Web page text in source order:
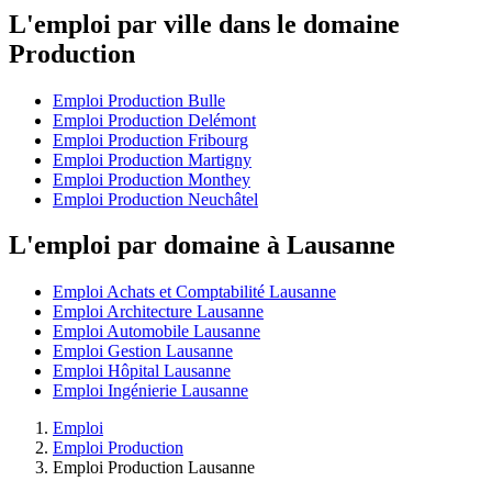
L'emploi par ville dans le domaine
Production
Emploi Production Bulle
Emploi Production Delémont
Emploi Production Fribourg
Emploi Production Martigny
Emploi Production Monthey
Emploi Production Neuchâtel
L'emploi par domaine à Lausanne
Emploi Achats et Comptabilité Lausanne
Emploi Architecture Lausanne
Emploi Automobile Lausanne
Emploi Gestion Lausanne
Emploi Hôpital Lausanne
Emploi Ingénierie Lausanne
Emploi
Emploi Production
Emploi Production Lausanne